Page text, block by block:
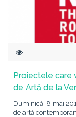
Proiectele care
de Artă de la
Duminică, 8 mai
de artă